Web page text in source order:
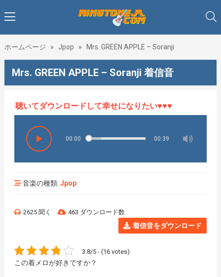
ホームページ » Jpop » Mrs. GREEN APPLE – Soranji
Mrs. GREEN APPLE – Soranji 着信音
いてダウンロードして幸せになりたい♥♥♥
00:00 00:39
音楽の種類: Jpop
2625 聞く 463 ダウンロード数
着信音をダウンロード
3.8/5 - (16 votes)
この着メロが好きですか？